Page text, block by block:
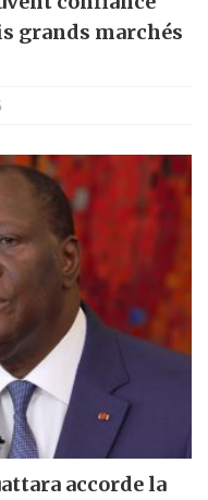
grands marchés
accorde la